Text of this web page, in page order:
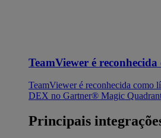
TeamViewer é
TeamViewer é reconhecida como
DEX no Gartner® Magic
Principais